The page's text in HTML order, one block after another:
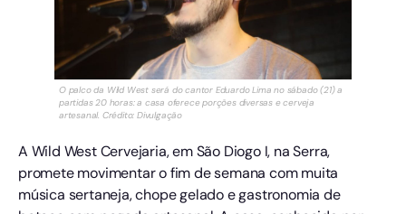
O palco da Wild West será do cantor Eduardo Lima no sábado (21) a
partidas 20 horas: a casa oferece porções diversas e cerveja
artesanal. Crédito: Divulgação
A Wild West Cervejaria, em São Diogo I, na Serra,
promete movimentar o fim de semana com muita
música sertaneja, chope gelado e gastronomia de